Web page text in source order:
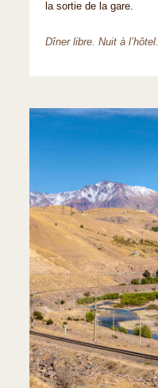
la sortie de la gare.
Dîner libre. Nuit à l’hôtel.